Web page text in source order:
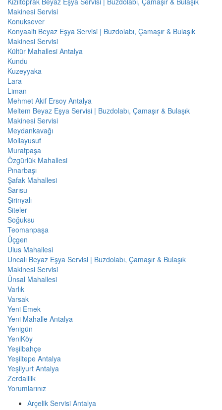
Makinesi Servisi
Konuksever
Konyaaltı Beyaz Eşya Servisi | Buzdolabı, Çamaşır & Bulaşık
Makinesi Servisi
Kültür Mahallesi Antalya
Kundu
Kuzeyyaka
Lara
Liman
Mehmet Akif Ersoy Antalya
Meltem Beyaz Eşya Servisi | Buzdolabı, Çamaşır & Bulaşık
Makinesi Servisi
Meydankavağı
Mollayusuf
Muratpaşa
Özgürlük Mahallesi
Pınarbaşı
Şafak Mahallesi
Sarısu
Şirinyalı
Siteler
Soğuksu
Teomanpaşa
Üçgen
Ulus Mahallesi
Uncalı Beyaz Eşya Servisi | Buzdolabı, Çamaşır & Bulaşık
Makinesi Servisi
Ünsal Mahallesi
Varlık
Varsak
Yeni Emek
Yeni Mahalle Antalya
Yenigün
YeniKöy
Yeşilbahçe
Yeşiltepe Antalya
Yeşilyurt Antalya
Zerdalilik
Yorumlarınız
Arçelik Servisi Antalya